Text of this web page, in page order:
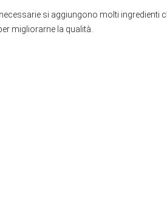
si aggiungono molti ingredienti
migliorarne la qualità.